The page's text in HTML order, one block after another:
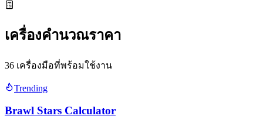
เครื่องคำนวณราคา
36 เครื่องมือที่พร้อมใช้งาน
Trending
Brawl Stars Calculator